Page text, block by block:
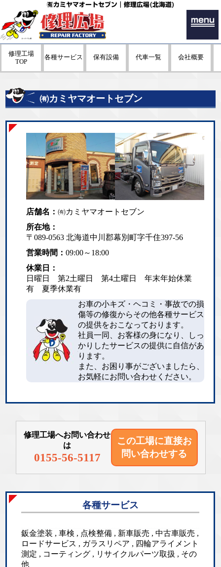
㈲カミヤマオートセブン｜修理広場(北海道)
menu
修理工場
TOP
各種サービス 保有設備 代車一覧 会社概要
㈲カミヤマオートセブン
店舗名：㈲カミヤマオートセブン
所在地：
〒089-0563 北海道中川郡幕別町字千住397-56
営業時間：09:00～18:00
休業日：
日曜日 第2土曜日 第4土曜日 年末年始休業
有 夏季休業有
お車の小キズ・ヘコミ・事故での損
傷等の修復からその他各種サービス
の提供をおこなっております。
社員一同、お客様の身になり、しっ
かりしたサービスの提供に自信があ
ります。
また、お困り事がございましたら、
お気軽にお問い合わせください。
修理工場へお問い合わせ
は
0155-56-5117
この工場に直接お
問い合わせする
各種サービス
鈑金塗装 , 車検 , 点検整備 , 新車販売 , 中古車販売 ,
ロードサービス , ガラスリペア , 四輪アライメント
測定 , コーティング , リサイクルパーツ取扱 , その
他